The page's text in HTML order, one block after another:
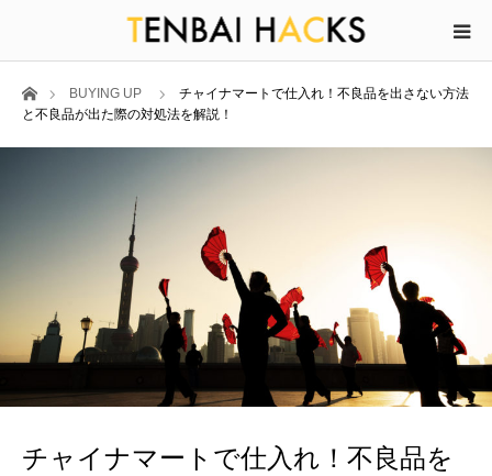
ホームBUYING UP
チャイナマートで仕入れ！不良品を出さない方法
と不良品が出た際の対処法を解説！
チャイナマートで仕入れ！不良品を